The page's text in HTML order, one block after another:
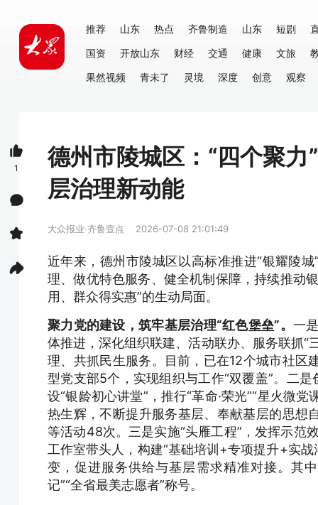
推荐 山东 热点 齐鲁制造 山东 短剧
国资
开放山东 财经 交通 健康 文旅
果然视频
青未了 灵境 深度 创意 观察
德州市陵城区：“四个聚力
层治理新动能
大众报业·齐鲁壹点 2026-07-08 21:01:49
近年来，德州市陵城区以高标准推进“银耀陵
理、做优特色服务、健全机制保障，持续推动
用、群众得实惠”的生动局面。
聚力党的建设，筑牢基层治理“红色堡垒”。 一
体推进，深化组织联建、活动联办、服务联抓“
理、共抓民生服务。目前，已在12个城市社区
型党支部5个，实现组织与工作“双覆盖”。二
设“银龄初心讲堂”，推行“革命·荣光”“星火微
热生辉，不断提升服务基层、奉献基层的思想
等活动48次。三是实施“头雁工程”，发挥示范
工作室带头人，构建“基础培训+专项提升+实
变，促进服务供给与基层需求精准对接。其
记”“全省最美志愿者”称号。
1